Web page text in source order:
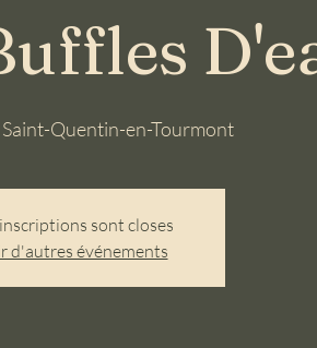
Saint-Quentin-en-Tourmont
sont closes
d'autres événements